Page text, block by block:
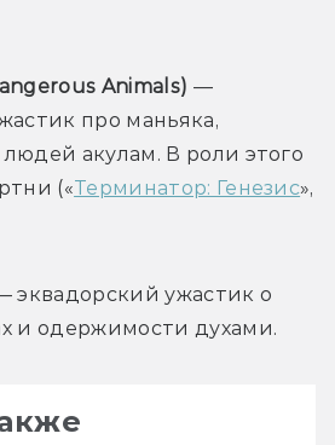
Animals) —
про маньяка,
акулам. В роли этого
(«Терминатор: Генезис»,
эквадорский ужастик о
и одержимости духами.